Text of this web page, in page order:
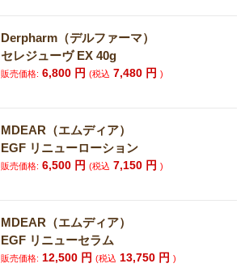
Derpharm（デルファーマ）
セレジューヴ EX 40g
販売価格: 6,800 円(税込 7,480 円)
MDEAR（エムディア）
EGF リニューローション
販売価格: 6,500 円(税込 7,150 円)
MDEAR（エムディア）
EGF リニューセラム
販売価格: 12,500 円(税込 13,750 円)